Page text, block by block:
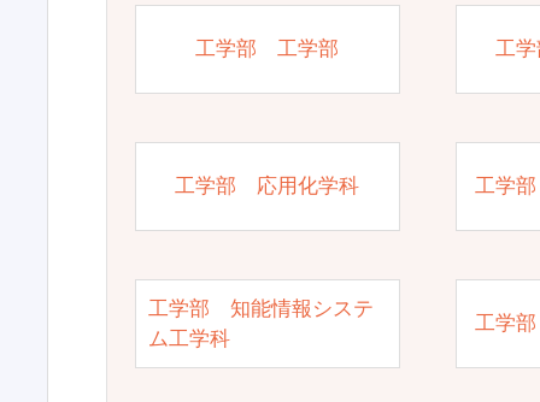
工学部 工学部 工
工学部 応用化学科 工学
工学部 知能情報システ
ム工学科
工学